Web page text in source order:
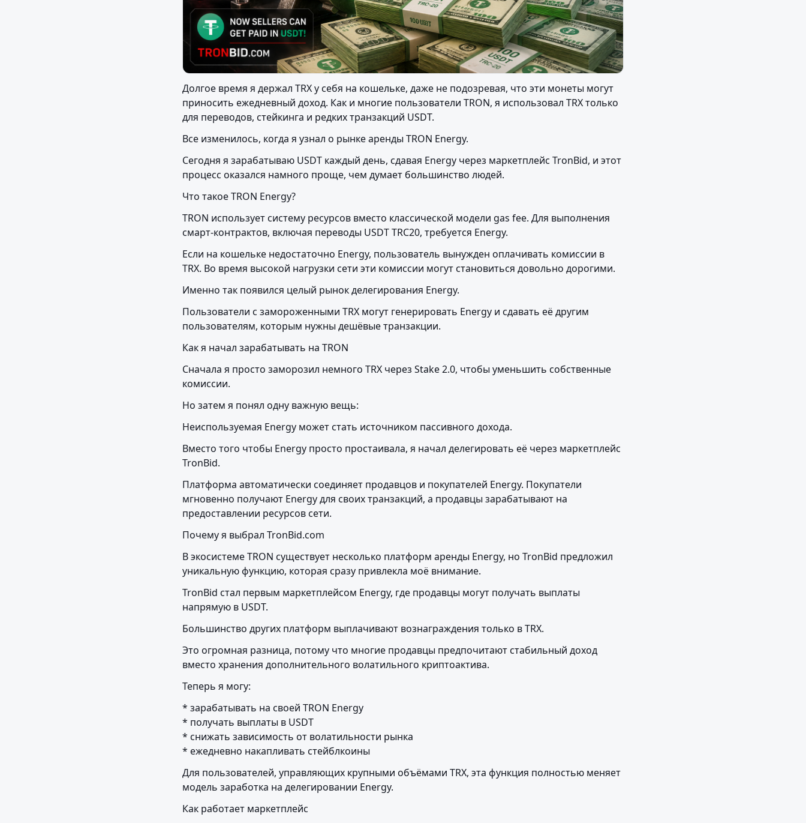
Долгое время я держал TRX у себя на кошельке, даже не подозревая, что эти монеты могут
приносить ежедневный доход. Как и многие пользователи TRON, я использовал TRX только
для переводов, стейкинга и редких транзакций USDT.
Все изменилось, когда я узнал о рынке аренды TRON Energy.
Сегодня я зарабатываю USDT каждый день, сдавая Energy через маркетплейс TronBid, и этот
процесс оказался намного проще, чем думает большинство людей.
Что такое TRON Energy?
TRON использует систему ресурсов вместо классической модели gas fee. Для выполнения
смарт-контрактов, включая переводы USDT TRC20, требуется Energy.
Если на кошельке недостаточно Energy, пользователь вынужден оплачивать комиссии в
TRX. Во время высокой нагрузки сети эти комиссии могут становиться довольно дорогими.
Именно так появился целый рынок делегирования Energy.
Пользователи с замороженными TRX могут генерировать Energy и сдавать её другим
пользователям, которым нужны дешёвые транзакции.
Как я начал зарабатывать на TRON
Сначала я просто заморозил немного TRX через Stake 2.0, чтобы уменьшить собственные
комиссии.
Но затем я понял одну важную вещь:
Неиспользуемая Energy может стать источником пассивного дохода.
Вместо того чтобы Energy просто простаивала, я начал делегировать её через маркетплейс
TronBid.
Платформа автоматически соединяет продавцов и покупателей Energy. Покупатели
мгновенно получают Energy для своих транзакций, а продавцы зарабатывают на
предоставлении ресурсов сети.
Почему я выбрал TronBid.com
В экосистеме TRON существует несколько платформ аренды Energy, но TronBid предложил
уникальную функцию, которая сразу привлекла моё внимание.
TronBid стал первым маркетплейсом Energy, где продавцы могут получать выплаты
напрямую в USDT.
Большинство других платформ выплачивают вознаграждения только в TRX.
Это огромная разница, потому что многие продавцы предпочитают стабильный доход
вместо хранения дополнительного волатильного криптоактива.
Теперь я могу:
* зарабатывать на своей TRON Energy
* получать выплаты в USDT
* снижать зависимость от волатильности рынка
* ежедневно накапливать стейблкоины
Для пользователей, управляющих крупными объёмами TRX, эта функция полностью меняет
модель заработка на делегировании Energy.
Как работает маркетплейс